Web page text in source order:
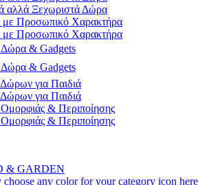
αλλά Ξεχωριστά Δώρα
Προσωπικό Χαρακτήρα
Προσωπικό Χαρακτήρα
& Gadgets
& Gadgets
Δώρων για Παιδιά
Δώρων για Παιδιά
& Περιποίησης
& Περιποίησης
& GARDEN
choose any color for your category icon here